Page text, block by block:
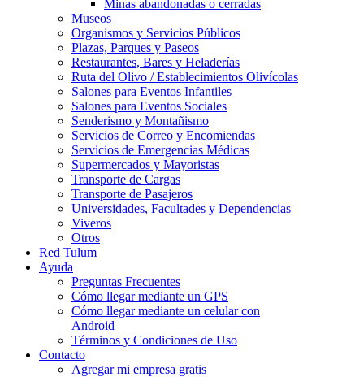
Minas abandonadas o cerradas
Museos
Organismos y Servicios Públicos
Plazas, Parques y Paseos
Restaurantes, Bares y Heladerías
Ruta del Olivo / Establecimientos Olivícolas
Salones para Eventos Infantiles
Salones para Eventos Sociales
Senderismo y Montañismo
Servicios de Correo y Encomiendas
Servicios de Emergencias Médicas
Supermercados y Mayoristas
Transporte de Cargas
Transporte de Pasajeros
Universidades, Facultades y Dependencias
Viveros
Otros
Red Tulum
Ayuda
Preguntas Frecuentes
Cómo llegar mediante un GPS
Cómo llegar mediante un celular con
Android
Términos y Condiciones de Uso
Contacto
Agregar mi empresa gratis